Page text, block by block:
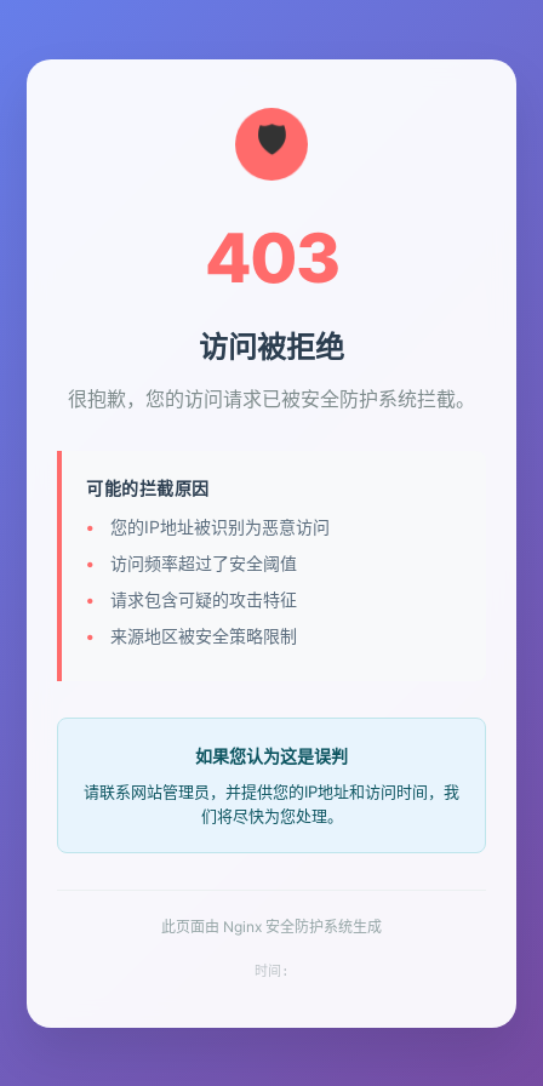
403
访问被拒绝
很抱歉，您的访问请求已被安全防护系统拦截。
可能的拦截原因
您的IP地址被识别为恶意访问
访问频率超过了安全阈值
请求包含可疑的攻击特征
来源地区被安全策略限制
如果您认为这是误判
请联系网站管理员，并提供您的IP地址和访问时间，我
们将尽快为您处理。
此页面由 Nginx 安全防护系统生成
时间: